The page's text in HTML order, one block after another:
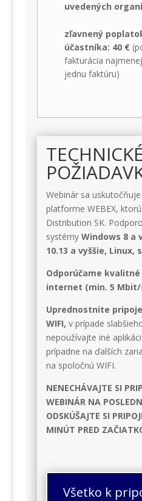
uvedených
zľavnený
účastníka: 40 €
fakturácia
jednu faktúru)
TECHNICKÉ
Webinár sa
platforme WEBEX,
Distribution SK.
systémy Windows 8 a
10.13 a vyššie, Linux,
Odporúčame
internet (min. 5 Mbit/
Uprednostnite
WIFI, v prípade
nepoužívajte iné
prípadne na ďalších
na spoločnú WIFI.
NENECHÁVAJTE SI
WEBINÁR NA
ODSKÚŠAJTE SI
MINÚT PRED
Všetko k